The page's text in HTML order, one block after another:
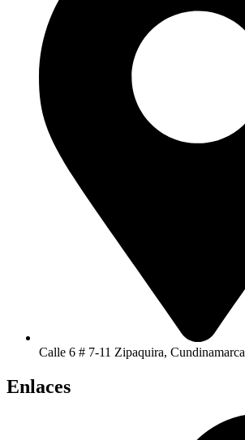
Calle 6 # 7-11 Zipaquira, Cundinamarca
Enlaces